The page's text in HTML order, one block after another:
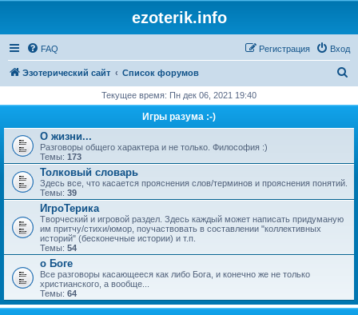
ezoterik.info
FAQ Вход
Регистрация
Эзотерический сайт Список форумов
с
Текущее время: Пн дек 06, 2021 19:40
Игры разума :-)
О жизни...
Разговоры общего характера и не только. Философия :)
Темы: 173
Толковый словарь
Здесь все, что касается прояснения слов/терминов и прояснения понятий.
Темы: 39
ИгроТерика
Творческий и игровой раздел. Здесь каждый может написать придуманую
им притчу/стихи/юмор, поучаствовать в составлении "коллективных
историй" (бесконечные истории) и т.п.
Темы: 54
о Боге
Все разговоры касающееся как либо Бога, и конечно же не только
христианского, а вообще...
Темы: 64